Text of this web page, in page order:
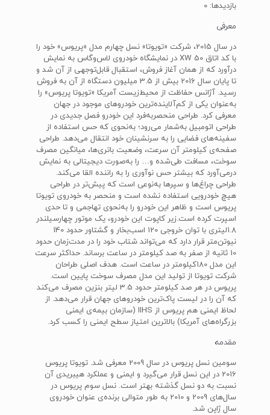
بازدیدها: 0
معرفی
در سال 2015، شرکت «تویوتا» نسل چهارم مدل «پریوس» خود را
با کد اتاق ‌XW 50‌ در نمایشگاه خودروی لاس‌وگاس به نمایش
درآورد که از همان آغاز فروش، استقبال قابل‌توجهی از آن شد و
تا پایان سال 2016 بیش از 3.5 میلیون دستگاه از آن به فروش
رسید. آژانس حفاظت از محیط‌زیست آمریکا «تویوتا پریوس» را
به‌عنوان یکی از کم‌آلاینده‌ترین خودروهای موجود در جهان
معرفی کرد. طراحی منحصر‌به‌فرد این خودرو فصل جدیدی در
طراحی اتومبیل به‌شمار می‌رود؛ به‌نحوی که حس استفاده از
سفینه‌های فضایی را به سرنشینان خود انتقال می‌دهد. طراحی
صفحه‌ی کیلومتر آن سرعت، وضعیت باتری‌ها، میانگین مصرف
سوخت، مسافت طی‌شده و… را به‌صورت دیجیتالی به ‌نمایش
درمی‌آورد که بیشتر حس نوآوری را به راننده القا می‌کند.
طراحی چراغ‌ها و سپرها به‌نوعی است که پیش‌تر در طراحی
هیچ خودرویی استفاده نشده است و منحصر به خودروی تویوتا
پریوس است و ظاهر این خودرو را به‌نحوی تهاجمی و تا حدی
اسپرت کرده است.زیر کاپوت این خودرو، یک موتور چهارسیلندر
1.8لیتری با توان خروجی 120 اسب‌بخار و گشتاور حدود 140
نیوتن‌متر قرار دارد که می‌تواند شتاب خود را در مدت‌زمان حدود
10 ثانیه از صفر به صد کیلومتر در ساعت برساند. حداکثر سرعت
این مدل 180کیلومتر در ساعت است. هدف اصلی طراحان
شرکت تویوتا از تولید این مدل مصرف سوخت پایین است.
پریوس در هر صد کیلومتر حدود 3.5 لیتر بنزین مصرف می‌کند
که آن ‌را در لیست پاک‌ترین خودروهای جهان قرار می‌دهد. از
لحاظ ایمنی هم پریوس از‌ IIHS‌ (سازمان بیمه‌ی ایمنی
بزرگراه‌های آمریکا) بالاترین امتیاز سطح ایمنی را کسب کرد.
مقدمه
سومین نسل پریوس در سال 2009 معرفی شد. تویوتا پریوس
2016 در این نسل قرار می‌گیرد و ایمنی و عملکرد هیبریدی آن
نسبت به دو نسل گذشته بهتر است. نسل سوم پریوس در
سال‌های 2009 و 2010 به طور متوالی برنده‌ی عنوان خودروی
سال ژاپن شد.